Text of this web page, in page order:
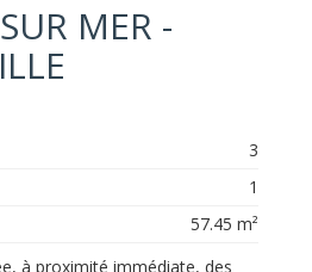
MER -
3
1
57.45 m²
à proximité immédiate, des